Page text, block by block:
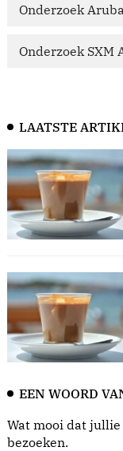
Onderzoek
Onderzoek SXM
LAATSTE
EEN WOORD
Wat mooi dat
bezoeken.